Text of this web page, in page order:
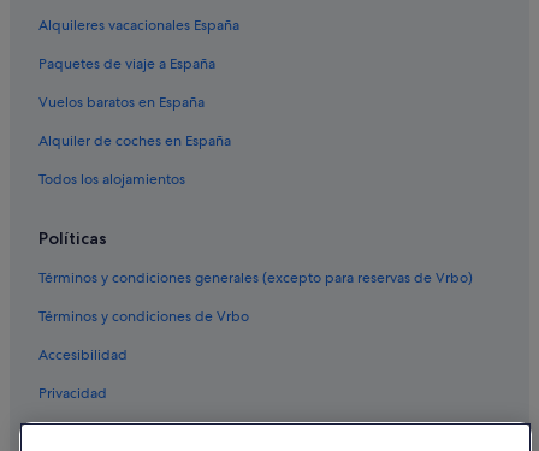
Alquileres vacacionales España
Paquetes de viaje a España
Vuelos baratos en España
Alquiler de coches en España
Todos los alojamientos
Políticas
Términos y condiciones generales (excepto para reservas de Vrbo)
Términos y condiciones de Vrbo
Accesibilidad
Privacidad